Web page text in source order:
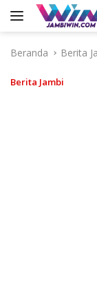
Langsung
Beranda
Berita
Berita Jambi